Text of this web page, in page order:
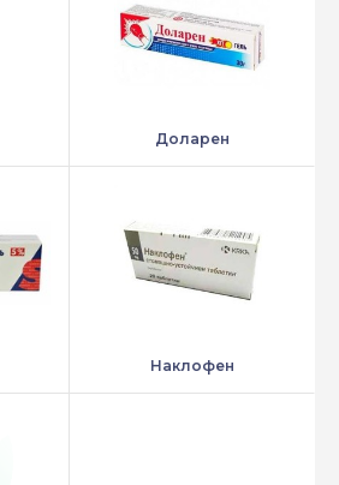
Доларен
Наклофен